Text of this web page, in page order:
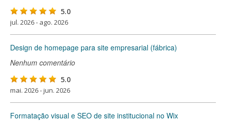
5.0
jul. 2026 - ago. 2026
Design de homepage para site empresarial (fábrica)
Nenhum comentário
5.0
mai. 2026 - jun. 2026
Formatação visual e SEO de site institucional no Wix